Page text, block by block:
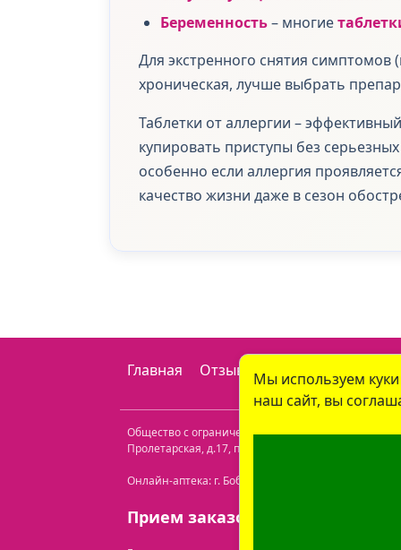
Беременность– многие
Для экстренного снятия симптомов
хроническая, лучше выбрать
Таблетки от аллергии –
купировать приступы без
особенно если аллергия
качество жизни даже в сезон
Главная Отзывы
Общество с ограниченной ответственностью
Пролетарская, д.17, пом. 116
Онлайн-аптека: г. Бобруйск, ул. Советская 40-3.
Прием заказов: с 9:00 до 21:00.
Мы используем
наш сайт, вы